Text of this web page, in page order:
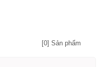
[0] Sản phẩm